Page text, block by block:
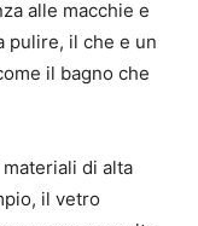
alle macchie e
pulire, il che e un
il bagno che
di alta
il vetro